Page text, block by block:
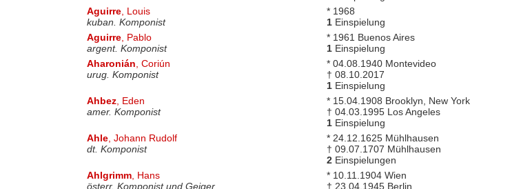
Aguirre, Louis
kuban. Komponist
* 1968
1Einspielung
Aguirre, Pablo
argent. Komponist
* 1961 Buenos Aires
1Einspielung
Aharonián, Coriún
urug. Komponist
* 04.08.1940 Montevideo
† 08.10.2017
1Einspielung
Ahbez, Eden
amer. Komponist
* 15.04.1908 Brooklyn, New York
† 04.03.1995 Los Angeles
1Einspielung
Ahle, Johann Rudolf
dt. Komponist
* 24.12.1625 Mühlhausen
† 09.07.1707 Mühlhausen
2Einspielungen
Ahlgrimm, Hans
österr. Komponist und Geiger
* 10.11.1904 Wien
† 23.04.1945 Berlin